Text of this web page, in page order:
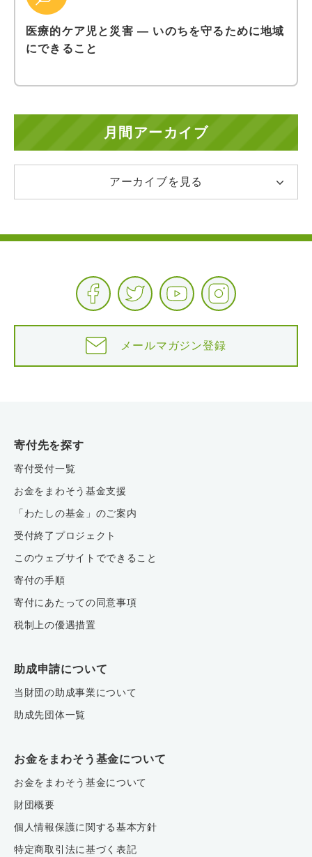
医療的ケア児と災害 ― いのちを守るために地域
にできること
月間アーカイブ
アーカイブを見る
メールマガジン登録
寄付先を探す
寄付受付一覧
お金をまわそう基金支援
「わたしの基金」のご案内
受付終了プロジェクト
このウェブサイトでできること
寄付の手順
寄付にあたっての同意事項
税制上の優遇措置
助成申請について
当財団の助成事業について
助成先団体一覧
お金をまわそう基金について
お金をまわそう基金について
財団概要
個人情報保護に関する基本方針
特定商取引法に基づく表記